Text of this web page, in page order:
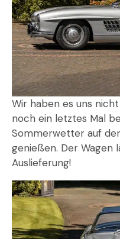
Wir haben es uns
noch ein letztes Mal
Sommerwetter auf
genießen. Der
Auslieferung!